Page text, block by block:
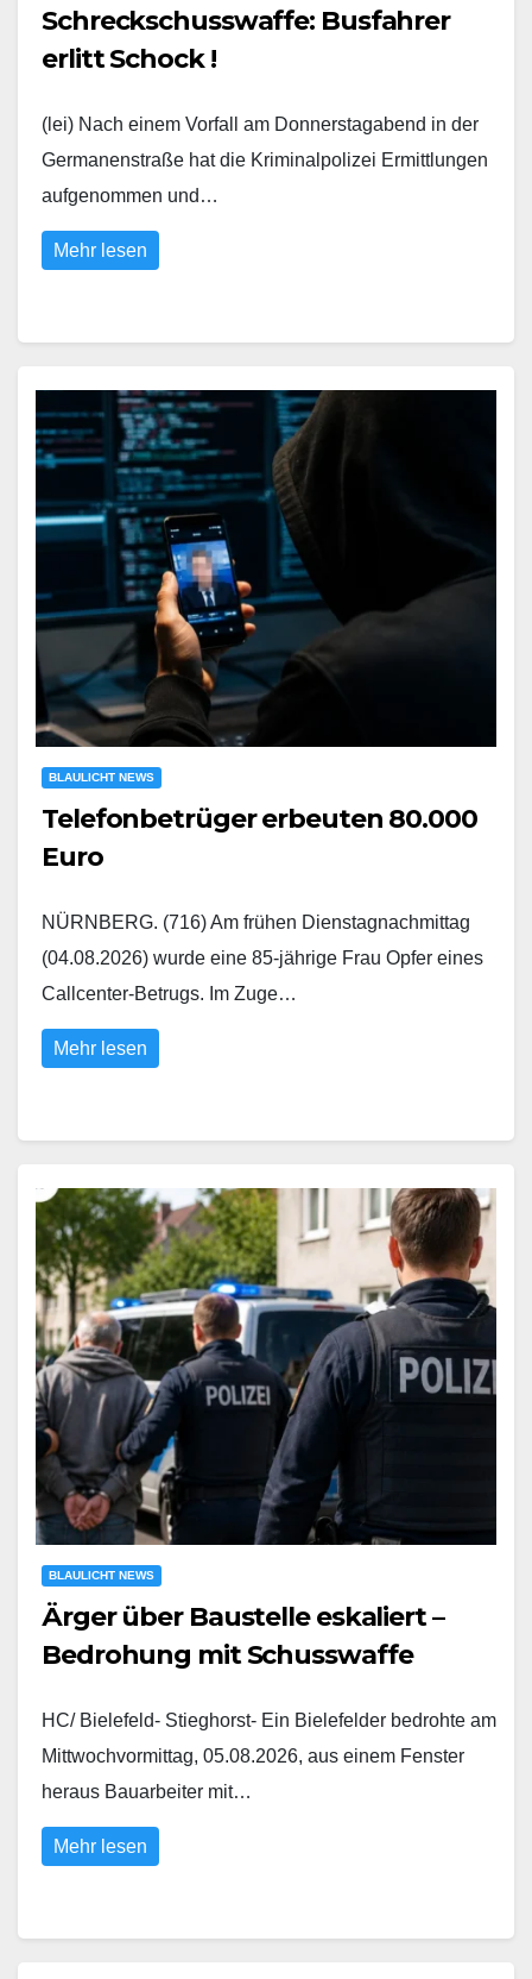
Schreckschusswaffe: Busfahrer
erlitt Schock !
(lei) Nach einem Vorfall am Donnerstagabend in der
Germanenstraße hat die Kriminalpolizei Ermittlungen
aufgenommen und…
Mehr lesen
BLAULICHT NEWS
Telefonbetrüger erbeuten 80.000
Euro
NÜRNBERG. (716) Am frühen Dienstagnachmittag
(04.08.2026) wurde eine 85-jährige Frau Opfer eines
Callcenter-Betrugs. Im Zuge…
Mehr lesen
BLAULICHT NEWS
Ärger über Baustelle eskaliert –
Bedrohung mit Schusswaffe
HC/ Bielefeld- Stieghorst- Ein Bielefelder bedrohte am
Mittwochvormittag, 05.08.2026, aus einem Fenster
heraus Bauarbeiter mit…
Mehr lesen